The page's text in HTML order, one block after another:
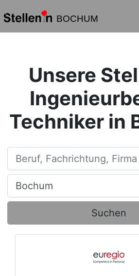
BOCHUM
Unsere
Techniker in
Beruf, Fachrichtung, Firma
Ort, Stadt
Suchen